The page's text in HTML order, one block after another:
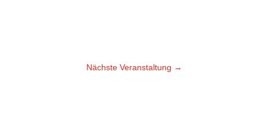
Nächste Veranstaltung →